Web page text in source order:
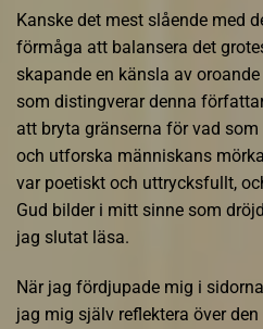
Kanske det mest slående med
förmåga att balansera det
skapande en känsla av
som distingverar denna
att bryta gränserna för vad
och utforska människans
var poetiskt och uttrycksfullt,
Gud bilder i mitt sinne som
jag slutat läsa.
När jag fördjupade mig i
jag mig själv reflektera över